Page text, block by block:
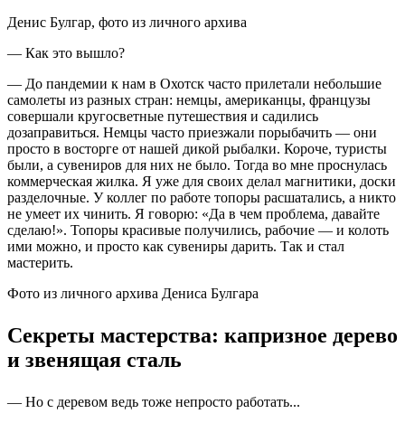
Денис Булгар, фото из личного архива
— Как это вышло?
— До пандемии к нам в Охотск часто прилетали небольшие
самолеты из разных стран: немцы, американцы, французы
совершали кругосветные путешествия и садились
дозаправиться. Немцы часто приезжали порыбачить — они
просто в восторге от нашей дикой рыбалки. Короче, туристы
были, а сувениров для них не было. Тогда во мне проснулась
коммерческая жилка. Я уже для своих делал магнитики, доски
разделочные. У коллег по работе топоры расшатались, а никто
не умеет их чинить. Я говорю: «Да в чем проблема, давайте
сделаю!». Топоры красивые получились, рабочие — и колоть
ими можно, и просто как сувениры дарить. Так и стал
мастерить.
Фото из личного архива Дениса Булгара
Секреты мастерства: капризное дерево
и звенящая сталь
— Но с деревом ведь тоже непросто работать...